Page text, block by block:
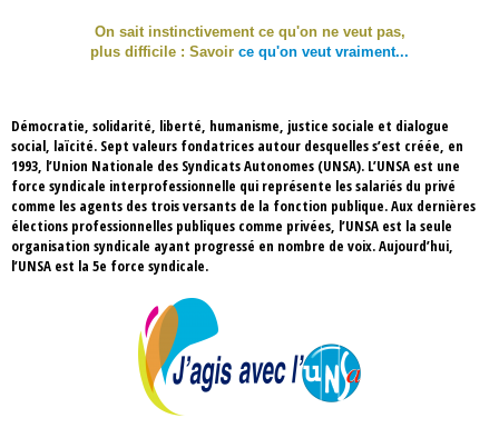
On sait instinctivement ce qu'on ne veut pas,
p lus difficile : Savoir ce qu'on veut vraiment...
Démocratie, solidarité, liberté, humanisme, justice sociale et dialogue
social, laïcité. Sept valeurs fondatrices autour desquelles s’est créée, en
1993, l’Union Nationale des Syndicats Autonomes (UNSA). L’UNSA est une
force syndicale interprofessionnelle qui représente les salariés du privé
comme les agents des trois versants de la fonction publique. Aux dernières
élections professionnelles publiques comme privées, l’UNSA est la seule
organisation syndicale ayant progressé en nombre de voix. Aujourd’hui,
l’UNSA est la 5e force syndicale.